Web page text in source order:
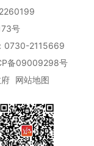
号
0730-2115669
备09009298号
网站地图